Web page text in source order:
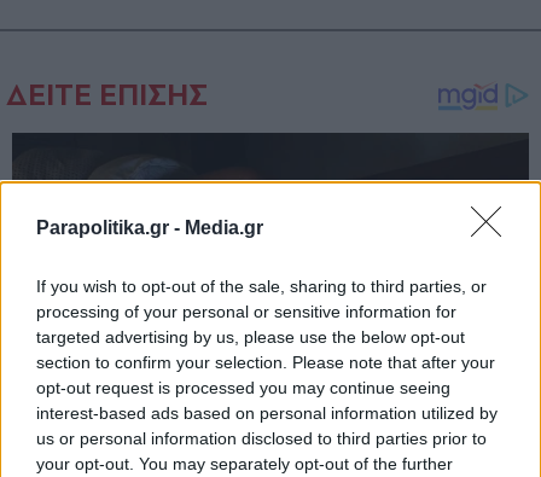
Parapolitika.gr - Media.gr
If you wish to opt-out of the sale, sharing to third parties, or
processing of your personal or sensitive information for
targeted advertising by us, please use the below opt-out
section to confirm your selection. Please note that after your
opt-out request is processed you may continue seeing
interest-based ads based on personal information utilized by
us or personal information disclosed to third parties prior to
your opt-out. You may separately opt-out of the further